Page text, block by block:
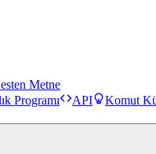
Metne
Programı API
Komut